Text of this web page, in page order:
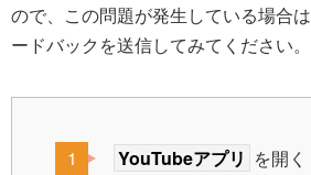
ので、この問題が発生している場合
ードバックを送信してみてください。
YouTubeアプリ を開く